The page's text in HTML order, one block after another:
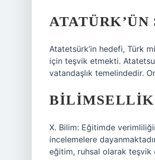
Atatetsürk’in hedefi, Türk
için teşvik etmekti.
vatandaşlık temelindedir.
BILIMSELLIK
X. Bilim: Eğitimde
incelemelere
eğitim, ruhsal olarak teşvik